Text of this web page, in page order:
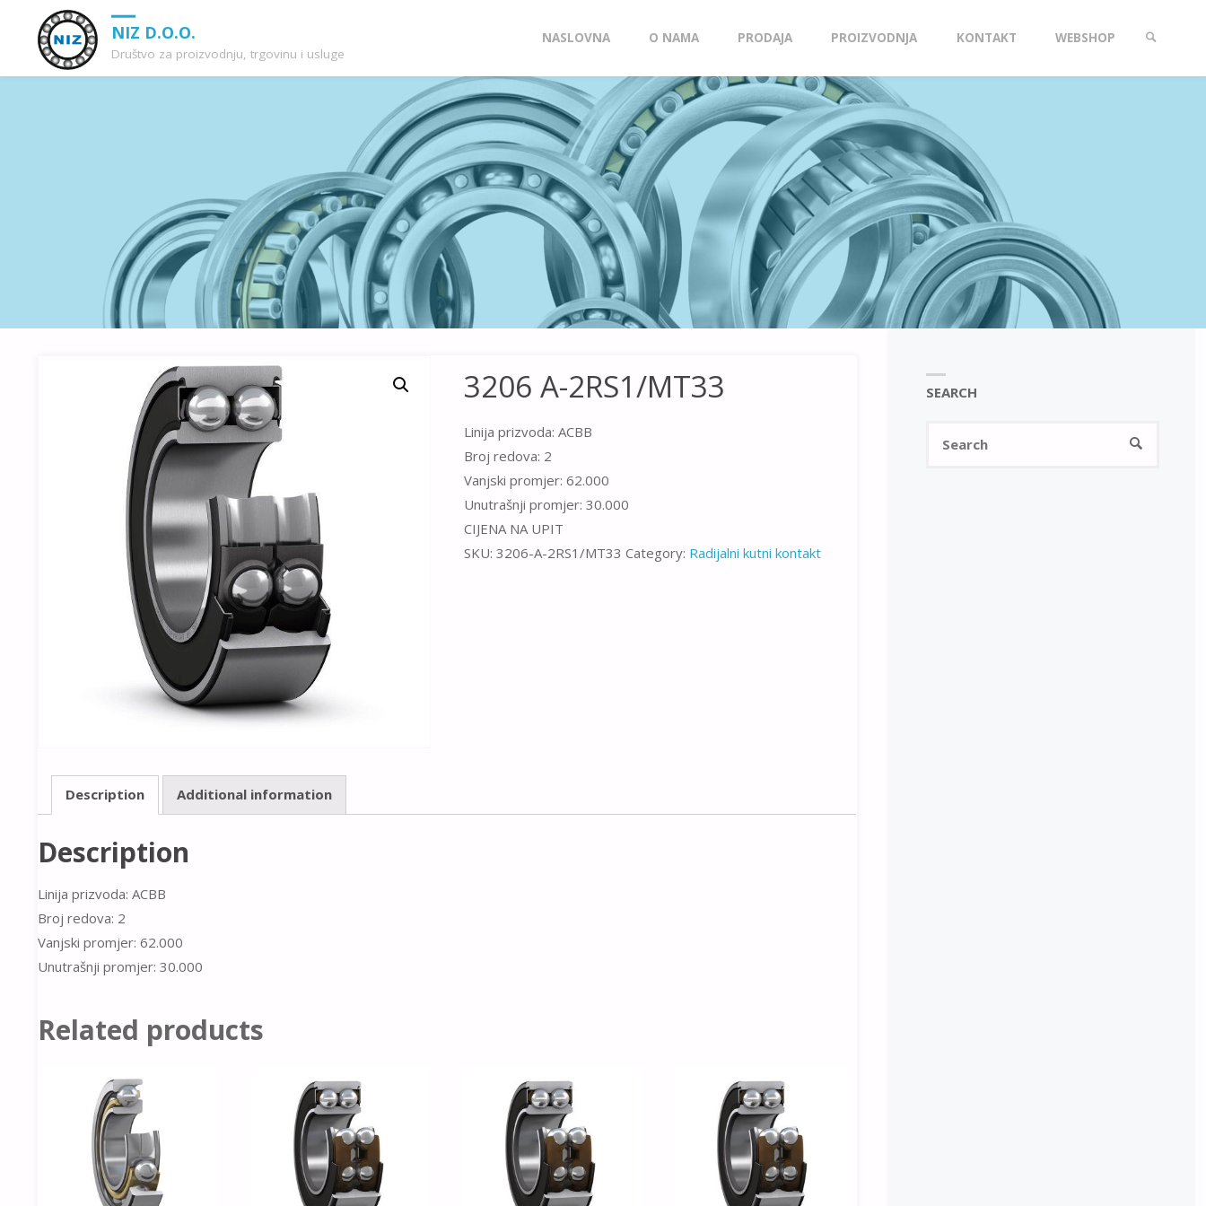
NIZ D.O.O.
Društvo za proizvodnju, trgovinu i usluge
content
NASLOVNA O NAMA PRODAJA PROIZVODNJA KONTAKT WEBSHOP
3206 A-2RS1/MT33
Linija prizvoda: ACBB
Broj redova: 2
Vanjski promjer: 62.000
Unutrašnji promjer: 30.000
CIJENA NA UPIT
SKU: 3206-A-2RS1/MT33 Category: Radijalni kutni kontakt
Description Additional information
Description
Linija prizvoda: ACBB
Broj redova: 2
Vanjski promjer: 62.000
Unutrašnji promjer: 30.000
Related products
SEARCH
SEARCH